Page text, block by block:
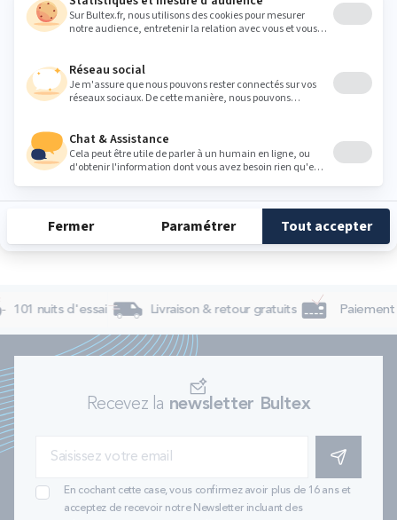
Assurez-vous de sa bonne fixation et stabilit
utilisation.
pour éviter tout risque de suffocation.
Veillez au recyclage des matières d’ emballage.
- Via leformulaire de contact
- Par téléphone : 0800 100 400
101 nuits d'essai Livraison & retour gratuits
Recevez la newsletter Bultex
S'INSCRIRE
En cochant cette case, vous confirmez avoir plus de 16 ans et
acceptez de recevoir notre Newsletter incluant des